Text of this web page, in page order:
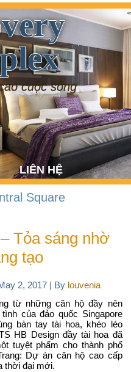
cuộc sống
LIÊN HỆ
Square
Tỏa sáng nhờ
tạo
2, 2017 | By louvenia
từ những căn hộ đầy nên
của đảo quốc Singapore
bàn tay tài hoa, khéo léo
HB Design đầy tài hoa đã
tuyệt phẩm cho thành phố
Dự án căn hộ cao cấp
thời đại mới.